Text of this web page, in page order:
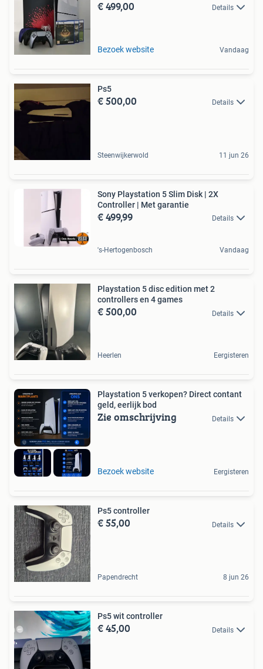
€ 499,00 Details
Bezoek website Vandaag
Ps5
€ 500,00 Details
Steenwijkerwold 11 jun 26
Sony Playstation 5 Slim Disk | 2X
Controller | Met garantie
€ 499,99 Details
's-Hertogenbosch Vandaag
Playstation 5 disc edition met 2
controllers en 4 games
€ 500,00 Details
Heerlen Eergisteren
Playstation 5 verkopen? Direct contant
geld, eerlijk bod
Zie omschrijving Details
Bezoek website Eergisteren
Ps5 controller
€ 55,00 Details
Papendrecht 8 jun 26
Ps5 wit controller
€ 45,00 Details